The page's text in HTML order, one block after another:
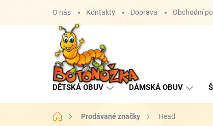
O nás Kontakty Doprava Obchodní
DĚTSKÁ OBUV DÁMSKÁ OBUV
Domů Prodávané značky Head